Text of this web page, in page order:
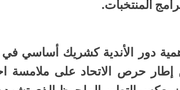
المنتخبات.
دور الأندية كشريك أساسي
حرص الاتحاد على ملامسة